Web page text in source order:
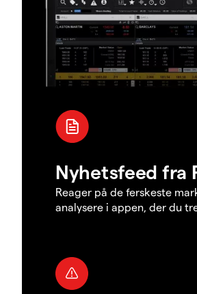
Nyhetsfeed fra
Reager på de ferskeste
analysere i appen, der du